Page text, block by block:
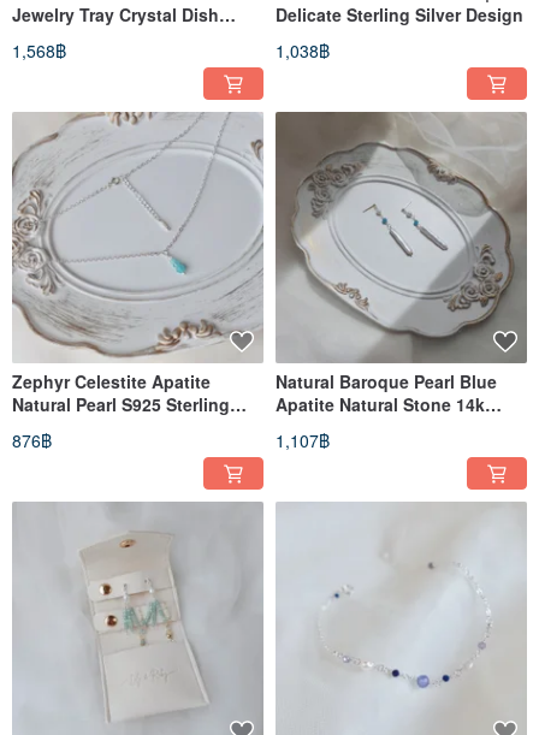
Jewelry Tray Crystal Dish
Gemstone Decor Healing Pink
1,568฿
Delicate Sterling Silver Design
1,038฿
Zephyr Celestite Apatite
Natural Pearl S925 Sterling
Silver Clavicle Chain Necklace
Light Jewelry
876฿
Natural Baroque Pearl Blue
Apatite Natural Stone 14k
Gold Filled 14kgd Earrings
Hypoallergenic Earrings
1,107฿